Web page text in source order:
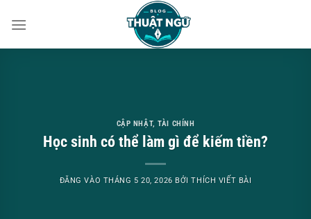
qua
CẬP NHẬT,TÀI CHÍNH
Học sinh có thể làm gì để kiếm tiền?
ĐĂNG VÀO THÁNG 5 20, 2026 BỞITHÍCH VIẾT BÀI